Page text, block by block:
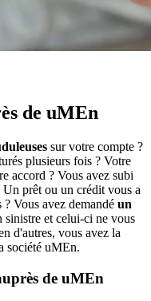
de uMEn
sur votre compte ?
plusieurs fois ? Votre
accord ? Vous avez subi
prêt ou un crédit vous a
Vous avez demandé un
sinistre et celui-ci ne vous
d'autres, vous avez la
société uMEn.
de uMEn